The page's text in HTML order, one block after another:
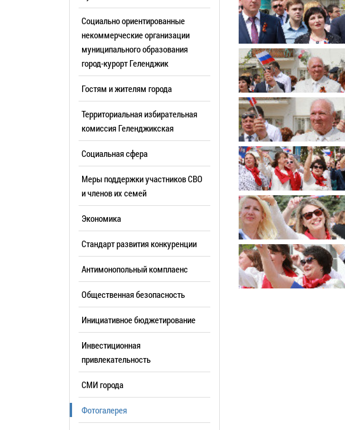
Стандарт развития конкуренции
Антимонопольный комплаенс
Общественная безопасность
Инициативное бюджетирование
Инвестиционная
Видеогалерея
РУКОВОДИТЕЛИ
Список руководителей
Резерв управленческих кадров
Сведения о нестационарных
объектах (НТО), QR-коды
Имущественная поддержка
субъектов МСП
Участие в программах
Проектная деятельность
Информационные системы
Официальные визиты и рабочие
поездки
Результаты проверок
Профсоюзные организации
Социально ориентированные
некоммерческие организации
муниципального образования
город-курорт Геленджик
Гостям и жителям города
Территориальная избирательная
комиссия Геленджикcкая
Социальная сфера
Меры поддержки участников СВО
и членов их семей
Экономика
Стандарт развития конкуренции
Антимонопольный комплаенс
Общественная безопасность
Инициативное бюджетирование
Инвестиционная
привлекательность
СМИ города
Фотогалерея